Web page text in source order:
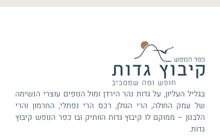
בגליל העליון, על גדות נהר הירדן ומול הנופים עוצרי הנשימה
של עמק החולה, הרי הגולן, רכס הרי נפתלי, החרמון והרי
הלבנון – ממוקם לו קיבוץ גדות הוותיק ובו כפר הנופש קיבוץ
גדות.